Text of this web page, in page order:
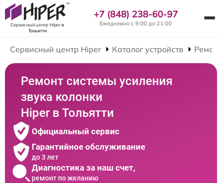
Сервисный центр Hiperв
Тольятти
+7 (848) 238-60-97
Ежедневно с 9:00 до 21:00
Сервисный центр Hiper Каталог устройств
Ремонт системы усиления
звука колонки
Hiper в Тольятти
Официальный сервис
Гарантийное обслуживание
до 3 лет
Диагностика за наш счет,
ремонт по желанию